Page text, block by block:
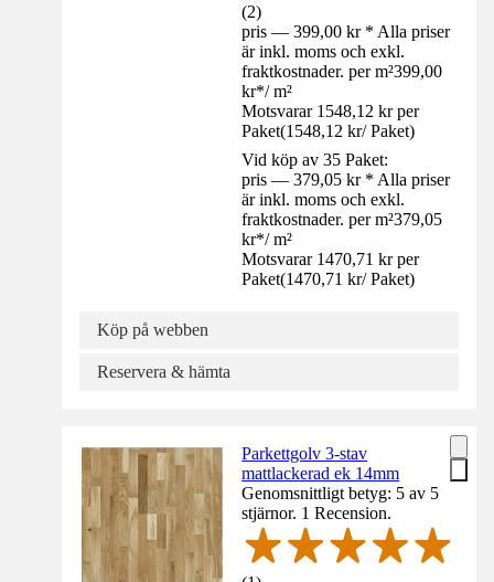
(2)
pris — 399,00 kr * Alla priser
är inkl. moms och exkl.
fraktkostnader. per m²399,00
kr*/ m²
Motsvarar 1548,12 kr per
Paket(1548,12 kr/ Paket)
Vid köp av 35 Paket:
pris — 379,05 kr * Alla priser
är inkl. moms och exkl.
fraktkostnader. per m²379,05
kr*/ m²
Motsvarar 1470,71 kr per
Paket(1470,71 kr/ Paket)
Köp på webben
Reservera & hämta
Parkettgolv 3-stav
mattlackerad ek 14mm
Genomsnittligt betyg: 5 av 5
stjärnor. 1 Recension.